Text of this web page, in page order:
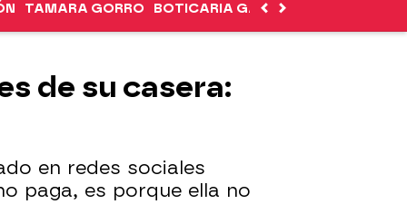
TAMARA GORRO BOTICARIA GARCÍA
de su casera:
en redes sociales
paga, es porque ella no